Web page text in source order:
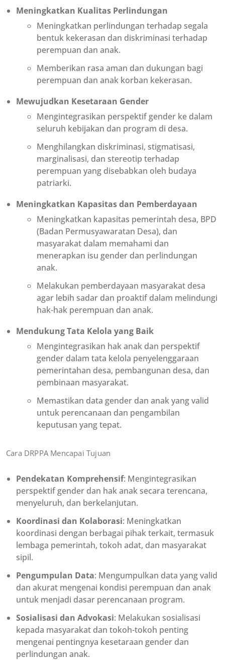
Meningkatkan Kualitas Perlindungan
Meningkatkan perlindungan terhadap segala
bentuk kekerasan dan diskriminasi terhadap
perempuan dan anak.
Memberikan rasa aman dan dukungan bagi
perempuan dan anak korban kekerasan.
Mewujudkan Kesetaraan Gender
Mengintegrasikan perspektif gender ke dalam
seluruh kebijakan dan program di desa.
Menghilangkan diskriminasi, stigmatisasi,
marginalisasi, dan stereotip terhadap
perempuan yang disebabkan oleh budaya
patriarki.
Meningkatkan Kapasitas dan Pemberdayaan
Meningkatkan kapasitas pemerintah desa, BPD
(Badan Permusyawaratan Desa), dan
masyarakat dalam memahami dan
menerapkan isu gender dan perlindungan
anak.
Melakukan pemberdayaan masyarakat desa
agar lebih sadar dan proaktif dalam melindungi
hak-hak perempuan dan anak.
Mendukung Tata Kelola yang Baik
Mengintegrasikan hak anak dan perspektif
gender dalam tata kelola penyelenggaraan
pemerintahan desa, pembangunan desa, dan
pembinaan masyarakat.
Memastikan data gender dan anak yang valid
untuk perencanaan dan pengambilan
keputusan yang tepat.
Cara DRPPA Mencapai Tujuan
Pendekatan Komprehensif: Mengintegrasikan
perspektif gender dan hak anak secara terencana,
menyeluruh, dan berkelanjutan.
Koordinasi dan Kolaborasi: Meningkatkan
koordinasi dengan berbagai pihak terkait, termasuk
lembaga pemerintah, tokoh adat, dan masyarakat
sipil.
Pengumpulan Data: Mengumpulkan data yang valid
dan akurat mengenai kondisi perempuan dan anak
untuk menjadi dasar perencanaan program.
Sosialisasi dan Advokasi: Melakukan sosialisasi
kepada masyarakat dan tokoh-tokoh penting
mengenai pentingnya kesetaraan gender dan
perlindungan anak.